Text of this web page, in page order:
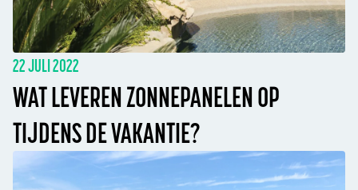
22 JULI 2022
WAT LEVEREN ZONNEPANELEN OP
TIJDENS DE VAKANTIE?